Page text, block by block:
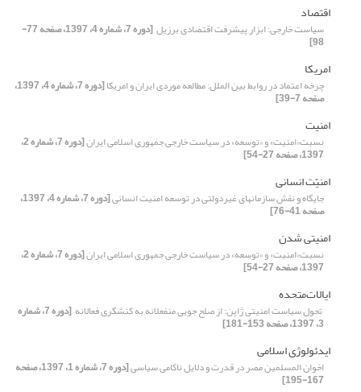
اقتصاد
سیاست خارجی: ابزار پیشرفت اقتصادی برزیل ‏ [دوره 7، شماره 4، 1397، صفحه 77-
98]
امریکا
چرخه اعتماد در روابط بین‌ الملل: مطالعه موردی ایران و امریکا [دوره 7، شماره 4، 1397،
صفحه 7-39]
امنیت
نسبت«امنیت» و «توسعه» در سیاست خارجی جمهوری اسلامی ایران [دوره 7، شماره 2،
1397، صفحه 27-54]
امنیّت انسانی
جایگاه و نقش سازمانهای غیردولتی در توسعه امنیت انسانی [دوره 7، شماره 4، 1397،
صفحه 41-76]
امنیتی شدن
نسبت«امنیت» و «توسعه» در سیاست خارجی جمهوری اسلامی ایران [دوره 7، شماره 2،
1397، صفحه 27-54]
ایالات‌متحده
‏ تحول سیاست امنیتی ژاپن: از صلح جویی منفعلانه به کنشگری فعالانه ‏ [دوره 7، شماره
3، 1397، صفحه 153-181]
ایدئولوژی اسلامی
اخوان المسلمین مصر در قدرت و دلایل ناکامی سیاسی [دوره 7، شماره 1، 1397، صفحه
167-195]